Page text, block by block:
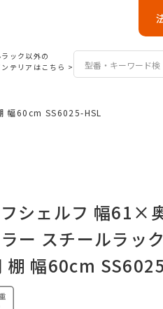
ック以外の
テリアはこちら >
幅60cm SS6025-HSL
シェルフ 幅61×
ー スチールラッ
幅60cm